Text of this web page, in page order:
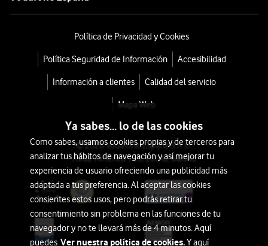
Política de Privacidad y Cookies
Política Seguridad de Información Accesibilidad
Información a clientes Calidad del servicio
Mapa Web
© 2026 Vodafone España S.A.U.
Avda. América 115, 28042 Madrid
Ya sabes... lo de las cookies
Como sabes, usamos cookies propias y de terceros para
analizar tus hábitos de navegación y así mejorar tu
experiencia de usuario ofreciendo una publicidad más
adaptada a tus preferencia. Al aceptar las cookies
consientes estos usos, pero podrás retirar tu
consentimiento sin problema en las funciones de tu
navegador y no te llevará más de 4 minutos. Aquí
puedes Ver nuestra política de cookies.Y aquí